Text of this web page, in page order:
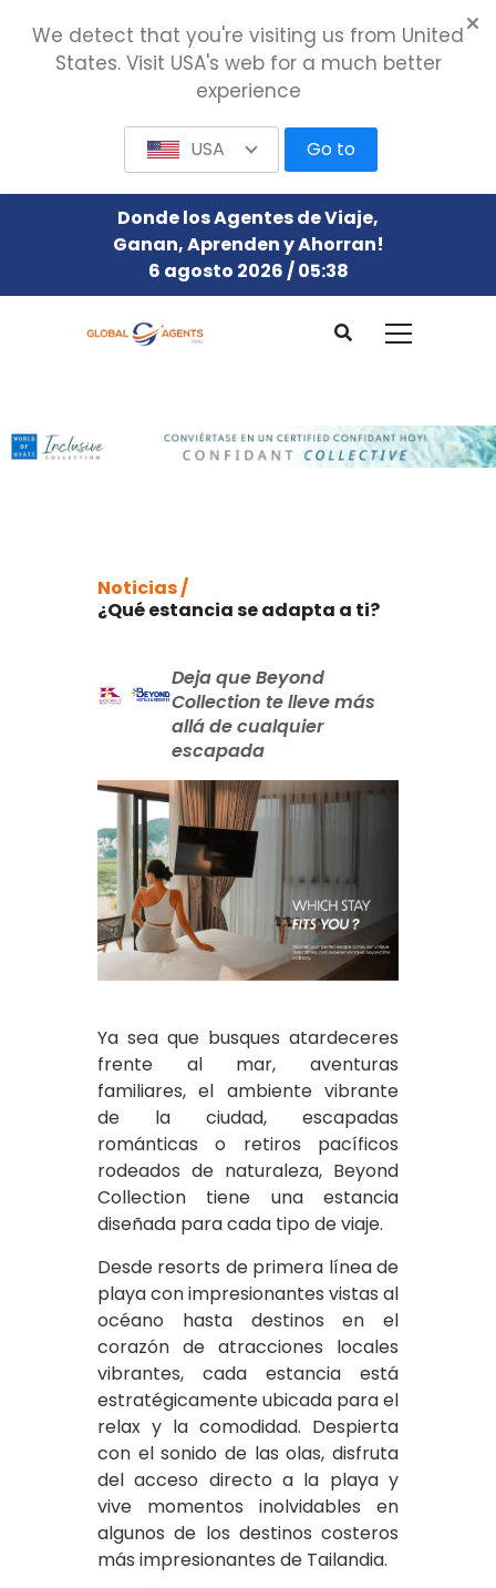
Donde los Agentes de Viaje,
Ganan, Aprenden y Ahorran!
6 agosto 2026 / 05:38
Noticias /
¿Qué estancia se adapta a ti?
Deja que Beyond
Collection te lleve más
allá de cualquier
escapada
Ya sea que busques atardeceres
frente al mar, aventuras
familiares, el ambiente vibrante
de la ciudad, escapadas
románticas o retiros pacíficos
rodeados de naturaleza, Beyond
Collection tiene una estancia
diseñada para cada tipo de viaje.
Desde resorts de primera línea de
playa con impresionantes vistas al
océano hasta destinos en el
corazón de atracciones locales
vibrantes, cada estancia está
estratégicamente ubicada para el
relax y la comodidad. Despierta
con el sonido de las olas, disfruta
del acceso directo a la playa y
vive momentos inolvidables en
algunos de los destinos costeros
más impresionantes de Tailandia.
We detect that you're visiting us from United
States. Visit USA's web for a much better
experience
USA Go to